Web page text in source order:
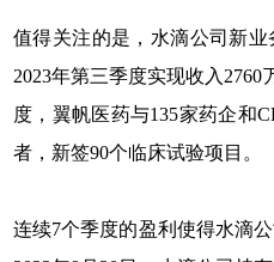
值得关注的是，水滴公司新业
2023年第三季度实现收入
度，翼帆医药与135家药企和
者，新签90个临床试验项目。
连续7个季度的盈利使得水滴